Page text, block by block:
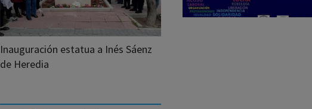
Inauguración estatua a Inés Sáenz
de Heredia